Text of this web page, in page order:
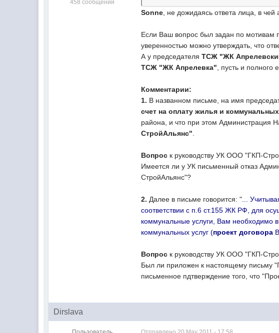
458 сообщений
Sonne , не дожидаясь ответа лица, в
Если Ваш вопрос был задан по
уверенностью можно утверждать, что
А у председателяТСЖ "ЖК
ТСЖ "ЖК Апрелевка" , пусть и полного
Комментарии:
1. В названном письме, на имя
счет на оплату жилья и
района, и что при этом Администрация
СтройАльянс"
Вопрос к руководству УК ООО "ГКП-
Имеется ли у УК письменный отказ
СтройАльянс"?
2. Далее в письме говорится: " ...
соответствии с п.6 ст.155 ЖК РФ, для
коммунальные услуги, Вам необходимо
коммунальных услуг (проект договора
Вопрос к руководству УК ООО "ГКП-
Был ли приложен к настоящему письму
письменное пдтверждение того, что
Dirslava